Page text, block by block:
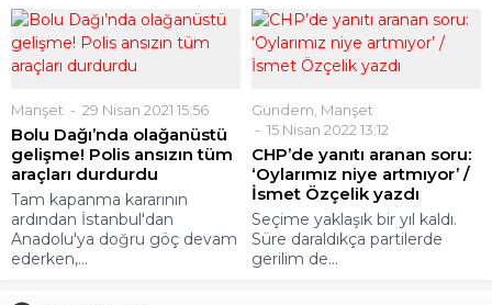
Manşet 29 Nisan 2021 15:56
Bolu Dağı’nda olağanüstü
gelişme! Polis ansızın tüm
araçları durdurdu
Tam kapanma kararının
ardından İstanbul'dan
Anadolu'ya doğru göç devam
ederken,...
Gündem, Manşet
15 Nisan 2022 13:12
CHP’de yanıtı aranan soru:
‘Oylarımız niye artmıyor’ /
İsmet Özçelik yazdı
Seçime yaklaşık bir yıl kaldı.
Süre daraldıkça partilerde
gerilim de...